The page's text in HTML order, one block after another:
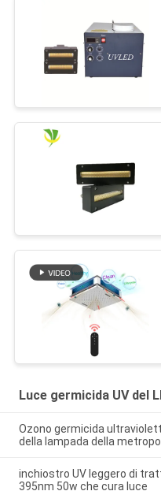
Luce germicida UV del
Ozono germicida
della lampada della
inchiostro UV leggero di
395nm 50w che cura luce